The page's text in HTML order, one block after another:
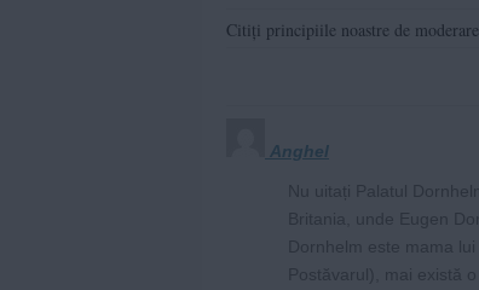
Citiți principiile noastre de moderare
Anghel